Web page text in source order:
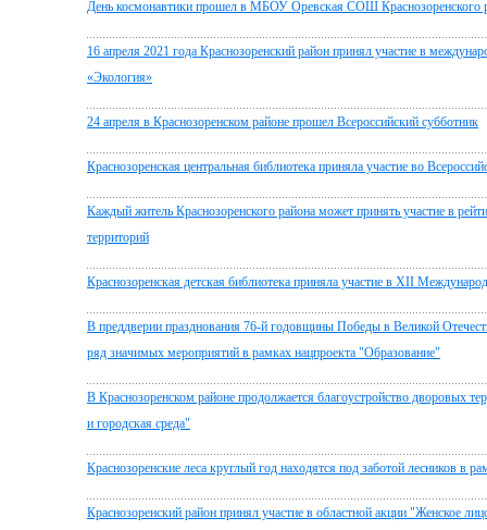
День космонавтики прошел в МБОУ Оревская СОШ Краснозоренского
16 апреля 2021 года Краснозоренский район принял участие в
«Экология»
24 апреля в Краснозоренском районе прошел Всероссийский субботник
Краснозоренская центральная библиотека приняла участие во
Каждый житель Краснозоренского района может принять участие в
территорий
Краснозоренская детская библиотека приняла участие в XII
В преддверии празднования 76-й годовщины Победы в Великой
ряд значимых мероприятий в рамках нацпроекта "Образование"
В Краснозоренском районе продолжается благоустройство дворовых
и городская среда"
Краснозоренские леса круглый год находятся под заботой лесников в
Краснозоренский район принял участие в областной акции "Женское